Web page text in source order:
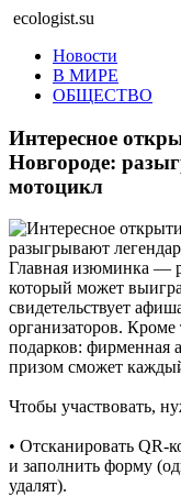
ecologist.su
Новости
В МИРЕ
ОБЩЕСТВО
Интересное
Новгороде:
мотоцикл
Главная изюминка —
который может
свидетельствует
организаторов. Кроме
подарков: фирменная
призом сможет
Чтобы участвовать,
• Отсканировать QR-
и заполнить форму
удалят).